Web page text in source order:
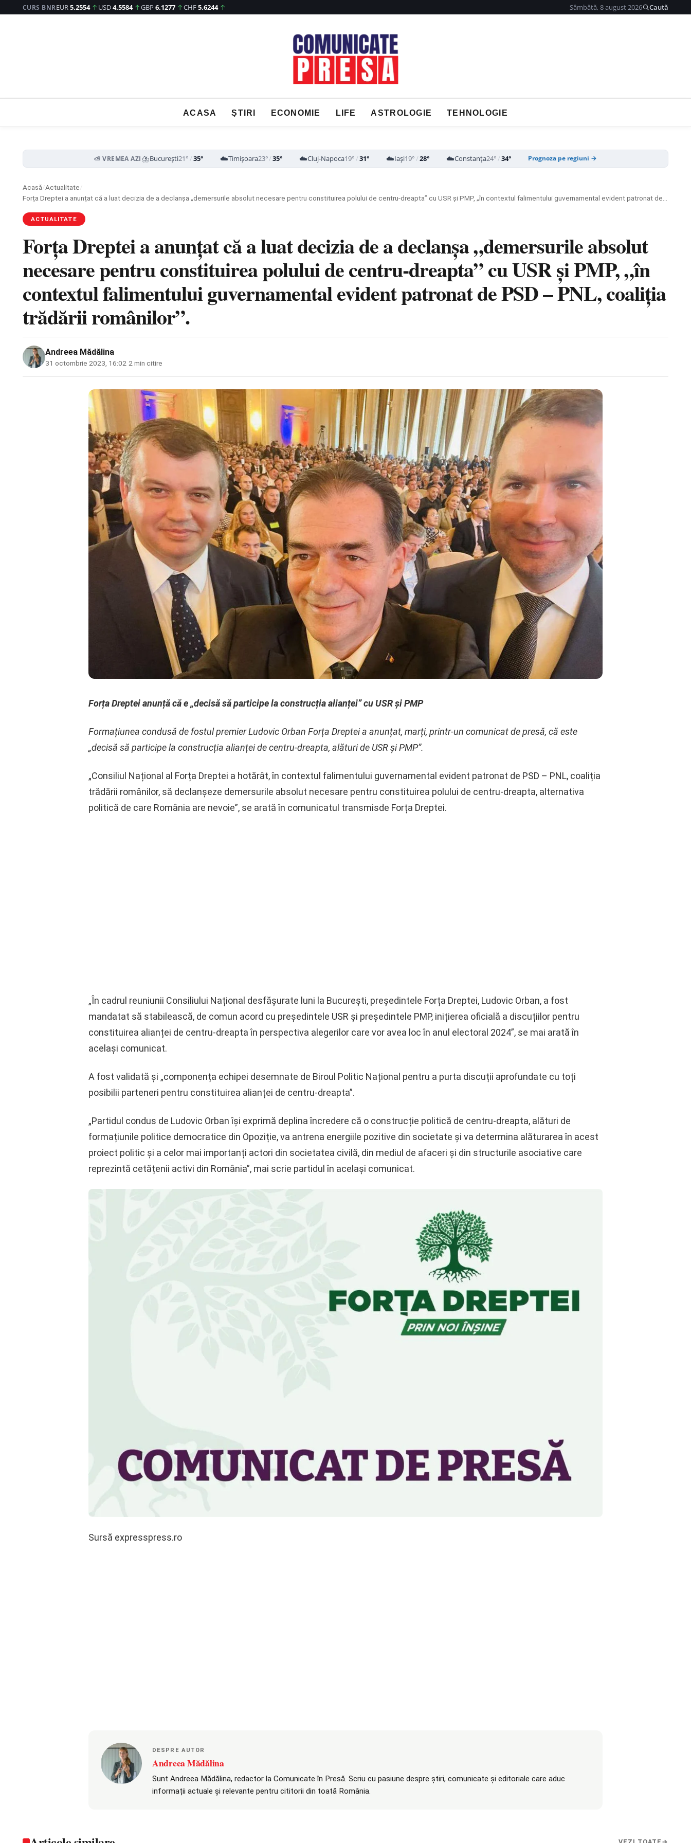
CURS BNR EUR5.2554 ↑USD4.5584 ↑GBP 6.1277 ↑CHF5.6244 ↑ Sâmbătă, 8 august 2026 Caută
ACASA ŞTIRI ECONOMIE LIFE ASTROLOGIE TEHNOLOGIE
⛅ VREMEA AZI ⛈️București21°/35° ☁️Timișoara23°/35° ☁️Cluj-Napoca19°/31° ☁️Iași19°/28° ☁️Constanța24°/34° Prognoza pe regiuni →
Acasă/Actualitate/
ACTUALITATE
Forța Dreptei a anunțat că a luat decizia de a declanșa „demersurile absolut
necesare pentru constituirea polului de centru-dreapta” cu USR și PMP, „în
contextul falimentului guvernamental evident patronat de PSD – PNL, coaliția
trădării românilor”.
Andreea Mădălina
31 octombrie 2023, 16:02 2 min citire
Forța Dreptei anunță că e „decisă să participe la construcția alianței” cu USR și PMP
Formațiunea condusă de fostul premier Ludovic Orban Forța Dreptei a anunțat, marți, printr-un comunicat de presă, că este
„decisă să participe la construcția alianței de centru-dreapta, alături de USR și PMP”.
„Consiliul Național al Forța Dreptei a hotărât, în contextul falimentului guvernamental evident patronat de PSD – PNL, coaliția
trădării românilor, să declanșeze demersurile absolut necesare pentru constituirea polului de centru-dreapta, alternativa
politică de care România are nevoie”, se arată în comunicatul transmisde Forța Dreptei.
„În cadrul reuniunii Consiliului Național desfășurate luni la București, președintele Forța Dreptei, Ludovic Orban, a fost
mandatat să stabilească, de comun acord cu președintele USR și președintele PMP, inițierea oficială a discuțiilor pentru
constituirea alianței de centru-dreapta în perspectiva alegerilor care vor avea loc în anul electoral 2024”, se mai arată în
același comunicat.
A fost validată și „componența echipei desemnate de Biroul Politic Național pentru a purta discuții aprofundate cu toți
posibilii parteneri pentru constituirea alianței de centru-dreapta”.
„Partidul condus de Ludovic Orban își exprimă deplina încredere că o construcție politică de centru-dreapta, alături de
formațiunile politice democratice din Opoziție, va antrena energiile pozitive din societate și va determina alăturarea în acest
proiect politic și a celor mai importanți actori din societatea civilă, din mediul de afaceri și din structurile asociative care
reprezintă cetățenii activi din România”, mai scrie partidul în același comunicat.
Sursă expresspress.ro
DESPRE AUTOR
Andreea Mădălina
Sunt Andreea Mădălina, redactor la Comunicate în Presă. Scriu cu pasiune despre știri, comunicate și editoriale care aduc
informații actuale și relevante pentru cititorii din toată România.